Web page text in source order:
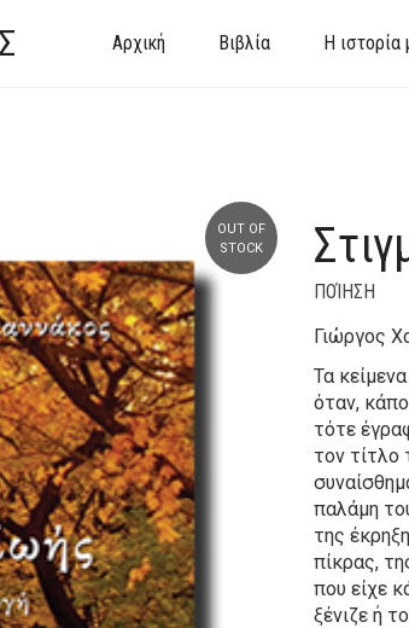
Αρχική Βιβλία Η ιστορία
OUT OF
STOCK
ΠΟΊΗΣΗ
Γιώργος
Τα
όταν,
τότε
τον τίτλο
παλάμη
της
πίκρας,
που είχε
ξένιζε ή